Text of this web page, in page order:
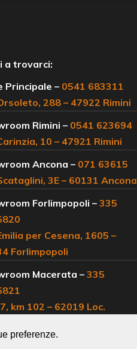
a trovarci:
Principale – 0541 683311
288 – 47922 Rimini
Rimini – 0541 623694
10 – 47921 Rimini
Ancona – 071 63615
3E – 60131 Ancona
Forlimpopoli –335
per Cesena, 1605 –
Forlimpopoli
Macerata – 335
km 102 – 62019 Loc.
preferenze.